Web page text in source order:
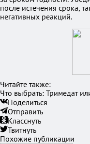
после истечения срока,
негативных реакций.
Читайте также:
Что выбрать: Тримедат
Поделиться
Отправить
Класснуть
Твитнуть
Похожие публикации